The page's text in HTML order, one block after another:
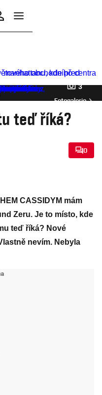
3
Fotogalerie
teď říká?
0
CASSIDYM mám
Zeru. Je to místo, kde
teď říká? Nové
nevím. Nebyla